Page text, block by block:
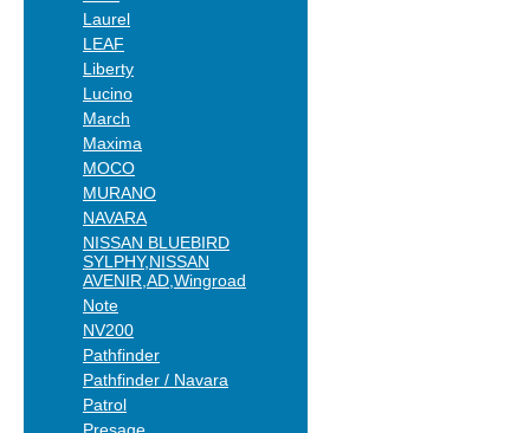
Laurel
LEAF
Liberty
Lucino
March
Maxima
MOCO
MURANO
NAVARA
NISSAN BLUEBIRD
SYLPHY,NISSAN
AVENIR,AD,Wingroad
Note
NV200
Pathfinder
Pathfinder / Navara
Patrol